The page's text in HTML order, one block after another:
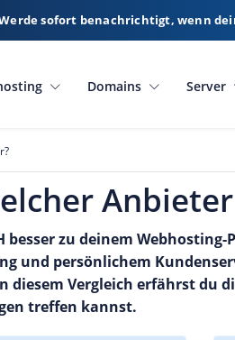
Werde sofort benachrichtigt, wenn
Domains Server
zu deinem
und persönlichem
diesem Vergleich erfährst du
treffen kannst.